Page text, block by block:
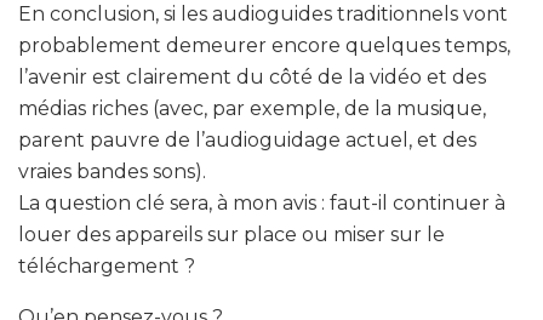
En conclusion, si les audioguides traditionnels vont
probablement demeurer encore quelques temps,
l’avenir est clairement du côté de la vidéo et des
médias riches (avec, par exemple, de la musique,
parent pauvre de l’audioguidage actuel, et des
vraies bandes sons).
La question clé sera, à mon avis : faut-il continuer à
louer des appareils sur place ou miser sur le
téléchargement ?